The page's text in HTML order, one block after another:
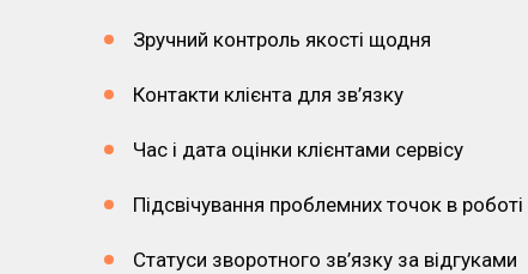
Зручний контроль якості щодня
Контакти клієнта для зв’язку
Час і дата оцінки клієнтами сервісу
Підсвічування проблемних точок в роботі
Статуси зворотного зв’язку за відгуками